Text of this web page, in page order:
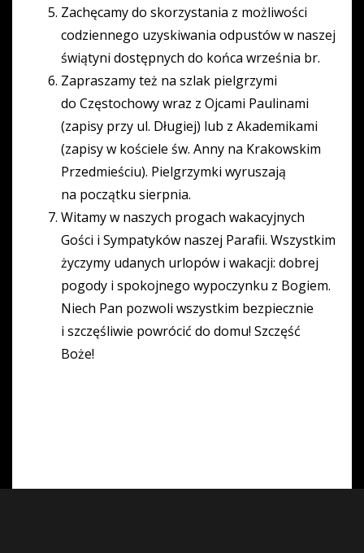
Zachęcamy do skorzystania z możliwości
codziennego uzyskiwania odpustów w naszej
świątyni dostępnych do końca września br.
Zapraszamy też na szlak pielgrzymi
do Częstochowy wraz z Ojcami Paulinami
(zapisy przy ul. Długiej) lub z Akademikami
(zapisy w kościele św. Anny na Krakowskim
Przedmieściu). Pielgrzymki wyruszają
na początku sierpnia.
Witamy w naszych progach wakacyjnych
Gości i Sympatyków naszej Parafii. Wszystkim
życzymy udanych urlopów i wakacji: dobrej
pogody i spokojnego wypoczynku z Bogiem.
Niech Pan pozwoli wszystkim bezpiecznie
i szczęśliwie powrócić do domu! Szczęść
Boże!